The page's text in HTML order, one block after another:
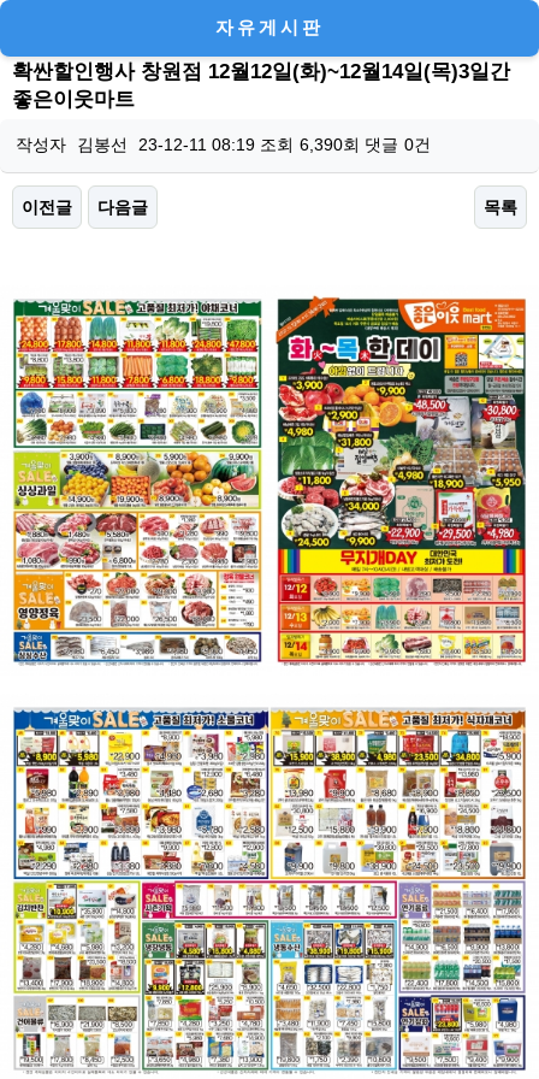
자유게시판
확싼할인행사 창원점 12월12일(화)~12월14일(목)3일간
좋은이웃마트
작성자 김봉선 23-12-11 08:19조회 6,390회 댓글 0건
이전글 다음글 목록
본문